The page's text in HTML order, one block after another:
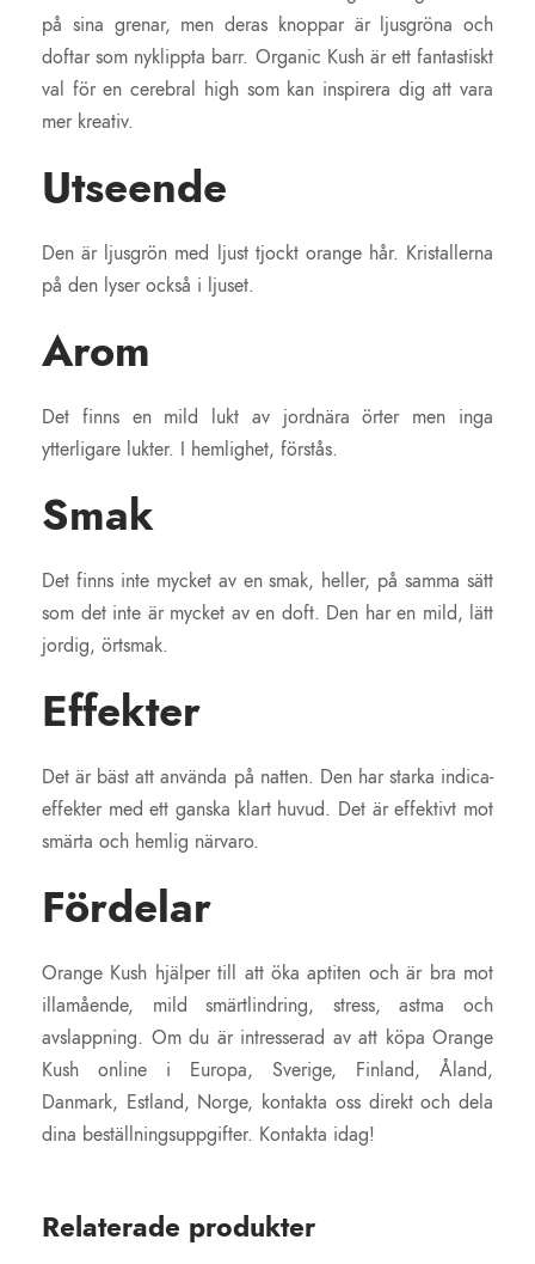
på sina grenar, men deras knoppar är ljusgröna och
doftar som nyklippta barr. Organic Kush är ett fantastiskt
val för en cerebral high som kan inspirera dig att vara
mer kreativ.
Utseende
Den är ljusgrön med ljust tjockt orange hår. Kristallerna
på den lyser också i ljuset.
Arom
Det finns en mild lukt av jordnära örter men inga
ytterligare lukter. I hemlighet, förstås.
Smak
Det finns inte mycket av en smak, heller, på samma sätt
som det inte är mycket av en doft. Den har en mild, lätt
jordig, örtsmak.
Effekter
Det är bäst att använda på natten. Den har starka indica-
effekter med ett ganska klart huvud. Det är effektivt mot
smärta och hemlig närvaro.
Fördelar
Orange Kush hjälper till att öka aptiten och är bra mot
illamående, mild smärtlindring, stress, astma och
avslappning. Om du är intresserad av att köpa Orange
Kush online i Europa, Sverige, Finland, Åland,
Danmark, Estland, Norge, kontakta oss direkt och dela
dina beställningsuppgifter. Kontakta idag!
Relaterade produkter